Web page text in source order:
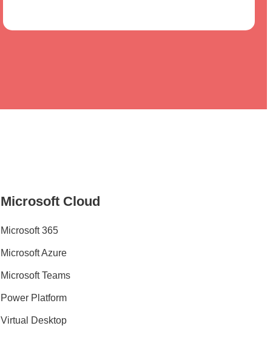
Microsoft Cloud
Microsoft 365
Microsoft Azure
Microsoft Teams
Power Platform
Virtual Desktop